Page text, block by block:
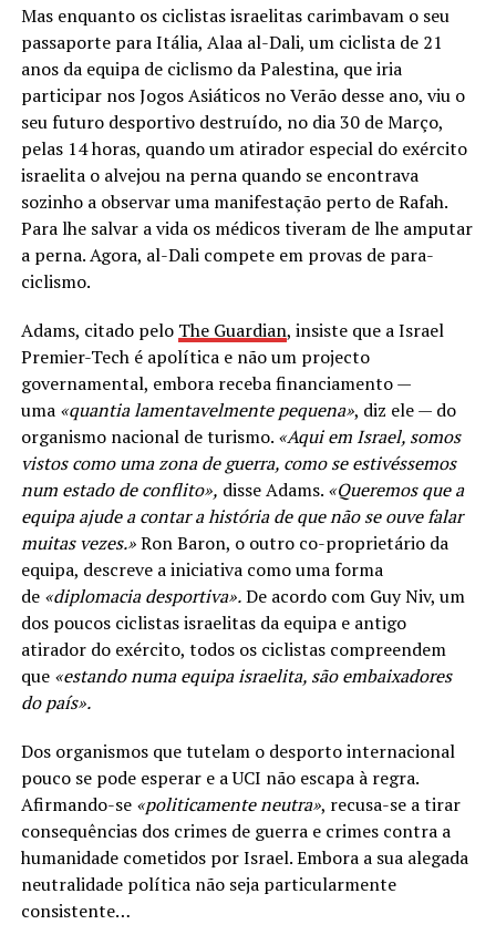
Mas enquanto os ciclistas israelitas carimbavam o seu
passaporte para Itália, Alaa al-Dali, um ciclista de 21
anos da equipa de ciclismo da Palestina, que iria
participar nos Jogos Asiáticos no Verão desse ano, viu o
seu futuro desportivo destruído, no dia 30 de Março,
pelas 14 horas, quando um atirador especial do exército
israelita o alvejou na perna quando se encontrava
sozinho a observar uma manifestação perto de Rafah.
Para lhe salvar a vida os médicos tiveram de lhe amputar
a perna. Agora, al-Dali compete em provas de para-
ciclismo.
Adams, citado pelo The Guardian, insiste que a Israel
Premier-Tech é apolítica e não um projecto
governamental, embora receba financiamento —
uma «quantia lamentavelmente pequena», diz ele — do
organismo nacional de turismo. «Aqui em Israel, somos
vistos como uma zona de guerra, como se estivéssemos
num estado de conflito», disse Adams. «Queremos que a
equipa ajude a contar a história de que não se ouve falar
muitas vezes.»Ron Baron, o outro co-proprietário da
equipa, descreve a iniciativa como uma forma
de «diplomacia desportiva».De acordo com Guy Niv, um
dos poucos ciclistas israelitas da equipa e antigo
atirador do exército, todos os ciclistas compreendem
que «estando numa equipa israelita, são embaixadores
do país».
Dos organismos que tutelam o desporto internacional
pouco se pode esperar e a UCI não escapa à regra.
Afirmando-se «politicamente neutra», recusa-se a tirar
consequências dos crimes de guerra e crimes contra a
humanidade cometidos por Israel. Embora a sua alegada
neutralidade política não seja particularmente
consistente…